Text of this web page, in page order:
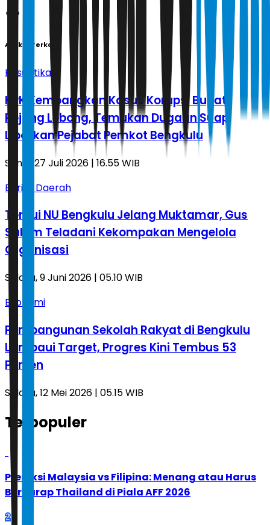
Artikel Terkait
Kasuistika
KPK Kembangkan Kasus Korupsi Bupati
Rejang Lebong, Temukan Dugaan Suap
Libatkan Pejabat Pemkot Bengkulu
Senin, 27 Juli 2026 | 16.55 WIB
Berita Daerah
Temui NU Bengkulu Jelang Muktamar, Gus
Salam Teladani Kekompakan Mengelola
Organisasi
Selasa, 9 Juni 2026 | 05.10 WIB
Ekonomi
Pembangunan Sekolah Rakyat di Bengkulu
Lampaui Target, Progres Kini Tembus 53
Persen
Selasa, 12 Mei 2026 | 05.15 WIB
Terpopuler
Prediksi Malaysia vs Filipina: Menang atau Harus
Berharap Thailand di Piala AFF 2026
2